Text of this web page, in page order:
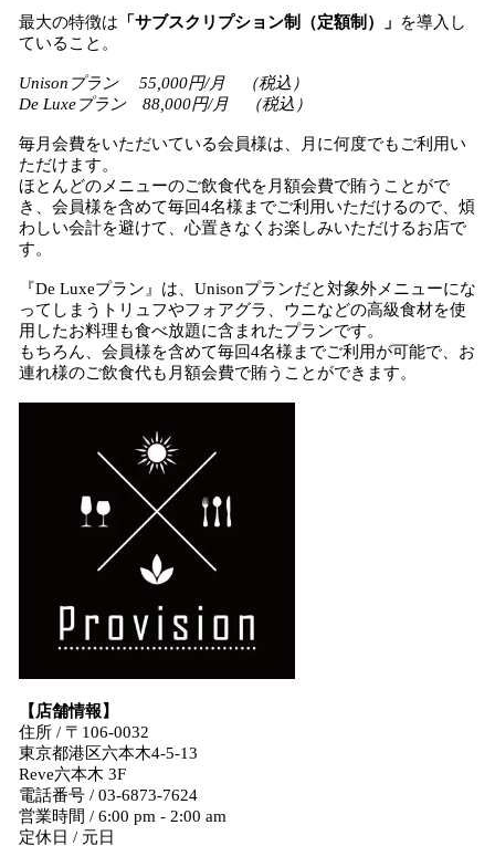
最大の特徴は 「サブスクリプション制（定額制）」
を導入し
ていること。
Unisonプラン 55,000円/月 （税込）
De Luxeプラン 88,000円/月 （税込）
毎月会費をいただいている会員様は、月に何度でもご利用い
ただけます。
ほとんどのメニューのご飲食代を月額会費で賄うことがで
き、会員様を含めて毎回4名様までご利用いただけるので、煩
わしい会計を避けて、心置きなくお楽しみいただけるお店で
す。
『De Luxeプラン』は、Unisonプランだと対象外メニューにな
ってしまうトリュフやフォアグラ、ウニなどの高級食材を使
用したお料理も食べ放題に含まれたプランです。
もちろん、会員様を含めて毎回4名様までご利用が可能で、お
連れ様のご飲食代も月額会費で賄うことができます。
【店舗情報】
住所 / 〒106-0032
東京都港区六本木4-5-13
Reve六本木 3F
電話番号 / 03-6873-7624
営業時間 / 6:00 pm - 2:00 am
定休日 / 元日